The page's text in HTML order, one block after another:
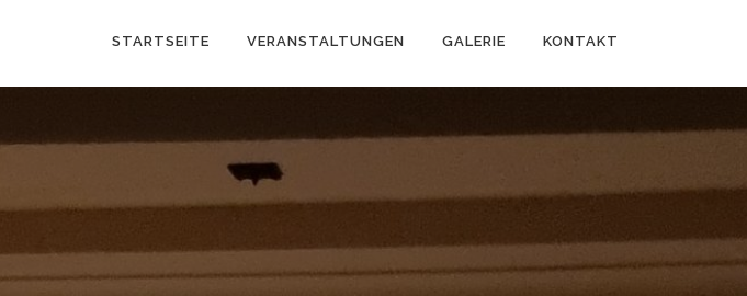
STARTSEITE VERANSTALTUNGEN GALERIE KONTAKT